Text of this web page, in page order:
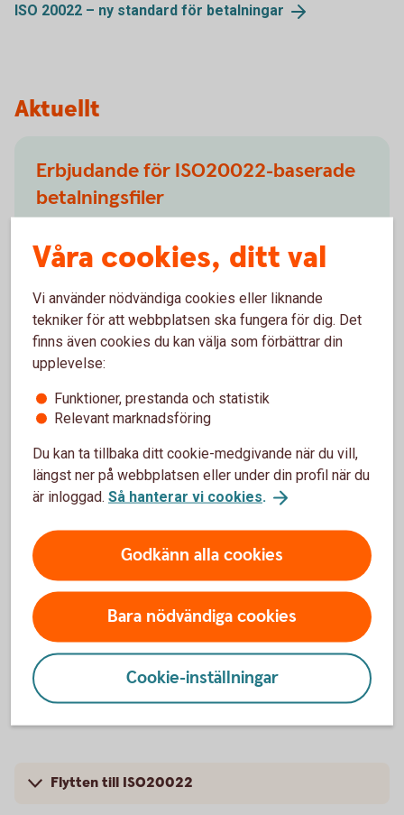
ISO 20022 – ny standard för betalningar
Aktuellt
Erbjudande för ISO20022-baserade
betalningsfiler
meddelanden (betalfiler) i XML-format. Swedbank
erbjuder möjlighet att ta emot betalningsuppdrag och
leverera information till våra kunder för följande
tjänster.
ISO20022-baserade betalningsfiler
High value payments flyttades till
ISO20022 i mars 2023
High-Value-Payments gick över till ISO20022 som
standard för en stor del av våra internationella
betalningar: EUR med större belopp (high value
payments) och internationella betalningar i andra
valutor som skickas via SWIFT.
Flytten till ISO20022
Våra cookies, ditt val
Vi använder nödvändiga cookies eller liknande
tekniker för att webbplatsen ska fungera för dig. Det
finns även cookies du kan välja som förbättrar din
upplevelse:
Funktioner, prestanda och statistik
Relevant marknadsföring
Du kan ta tillbaka ditt cookie-medgivande när du vill,
längst ner på webbplatsen eller under din profil när du
är inloggad. Så hanterar vi cookies.
Godkänn alla cookies
Bara nödvändiga cookies
Cookie-inställningar